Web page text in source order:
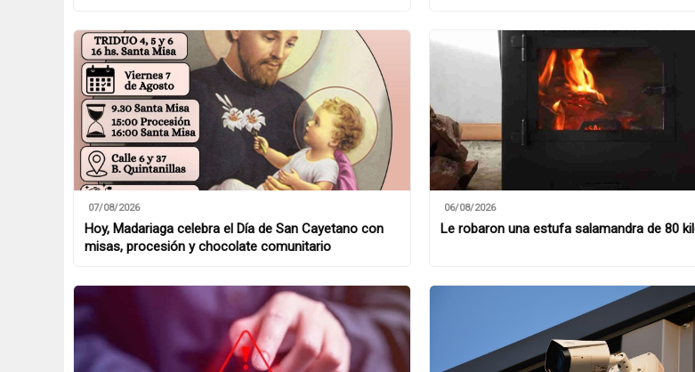
07/08/2026
Hoy, Madariaga celebra el Día de San Cayetano con
misas, procesión y chocolate comunitario
06/08/2026
Le robaron una estufa salamandra de 80